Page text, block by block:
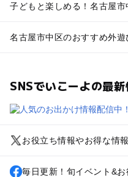
子どもと楽しめる！名古屋市
名古屋市中区のおすすめ外遊
SNSでいこーよの最新
お役立ち情報やお得な情
毎日更新！旬イベント&お